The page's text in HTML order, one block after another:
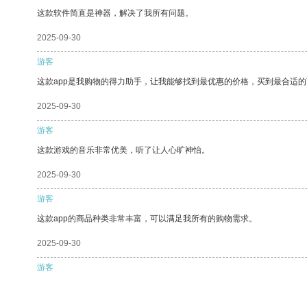
这款软件简直是神器，解决了我所有问题。
2025-09-30
游客
这款app是我购物的得力助手，让我能够找到最优惠的价格，买到最合适
2025-09-30
游客
这款游戏的音乐非常优美，听了让人心旷神怡。
2025-09-30
游客
这款app的商品种类非常丰富，可以满足我所有的购物需求。
2025-09-30
游客